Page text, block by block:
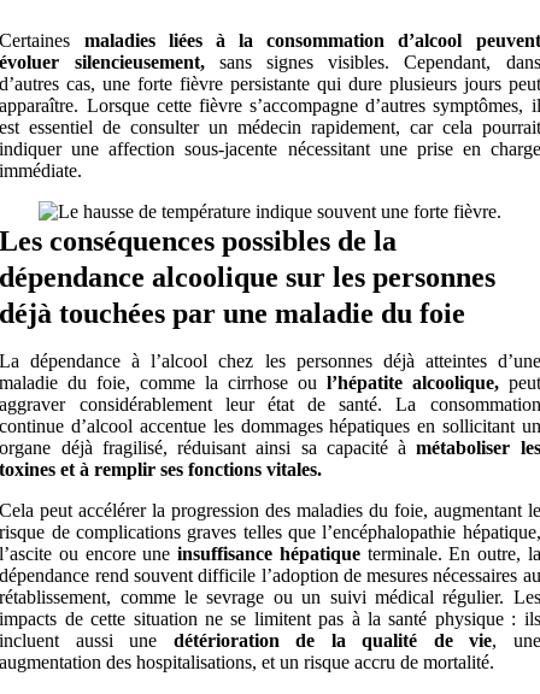
Certaines maladies liées à la consommation d’alcool peuvent
évoluer silencieusement,sans signes visibles. Cependant, dans
d’autres cas, une forte fièvre persistante qui dure plusieurs jours peut
apparaître. Lorsque cette fièvre s’accompagne d’autres symptômes, il
est essentiel de consulter un médecin rapidement, car cela pourrait
indiquer une affection sous-jacente nécessitant une prise en charge
immédiate.
Les conséquences possibles de la
dépendance alcoolique sur les personnes
déjà touchées par une maladie du foie
La dépendance à l’alcool chez les personnes déjà atteintes d’une
maladie du foie, comme la cirrhose ou l’hépatite alcoolique,peut
aggraver considérablement leur état de santé. La consommation
continue d’alcool accentue les dommages hépatiques en sollicitant un
organe déjà fragilisé, réduisant ainsi sa capacité àmétaboliser les
toxines et à remplir ses fonctions vitales.
Cela peut accélérer la progression des maladies du foie, augmentant le
risque de complications graves telles que l’encéphalopathie hépatique,
l’ascite ou encore uneinsuffisance hépatiqueterminale. En outre, la
dépendance rend souvent difficile l’adoption de mesures nécessaires au
rétablissement, comme le sevrage ou un suivi médical régulier. Les
impacts de cette situation ne se limitent pas à la santé physique : ils
incluent aussi une détérioration de la qualité de vie, une
augmentation des hospitalisations, et un risque accru de mortalité.